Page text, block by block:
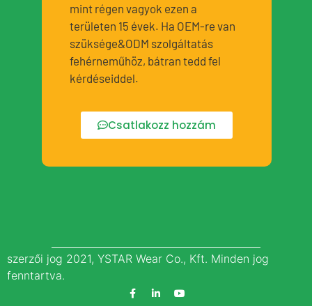
mint régen vagyok ezen a
területen 15 évek. Ha OEM-re van
szüksége&ODM szolgáltatás
fehérneműhöz, bátran tedd fel
kérdéseiddel.
Csatlakozz hozzám
szerzői jog 2021, YSTAR Wear Co., Kft. Minden jog
fenntartva.